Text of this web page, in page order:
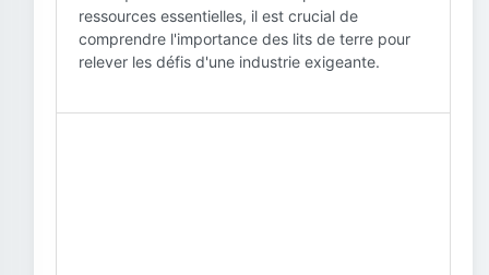
ressources essentielles, il est crucial de
comprendre l'importance des lits de terre pour
relever les défis d'une industrie exigeante.